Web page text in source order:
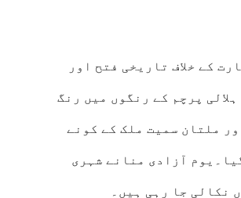
کے خلاف تاریخی فتح اور
پرچم کے رنگوں میں رنگ
ملتان سمیت ملک کے کونے
آزادی منانے شہری
نکالی جا رہی ہیں۔